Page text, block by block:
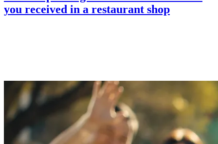
you received in a restaurant shop